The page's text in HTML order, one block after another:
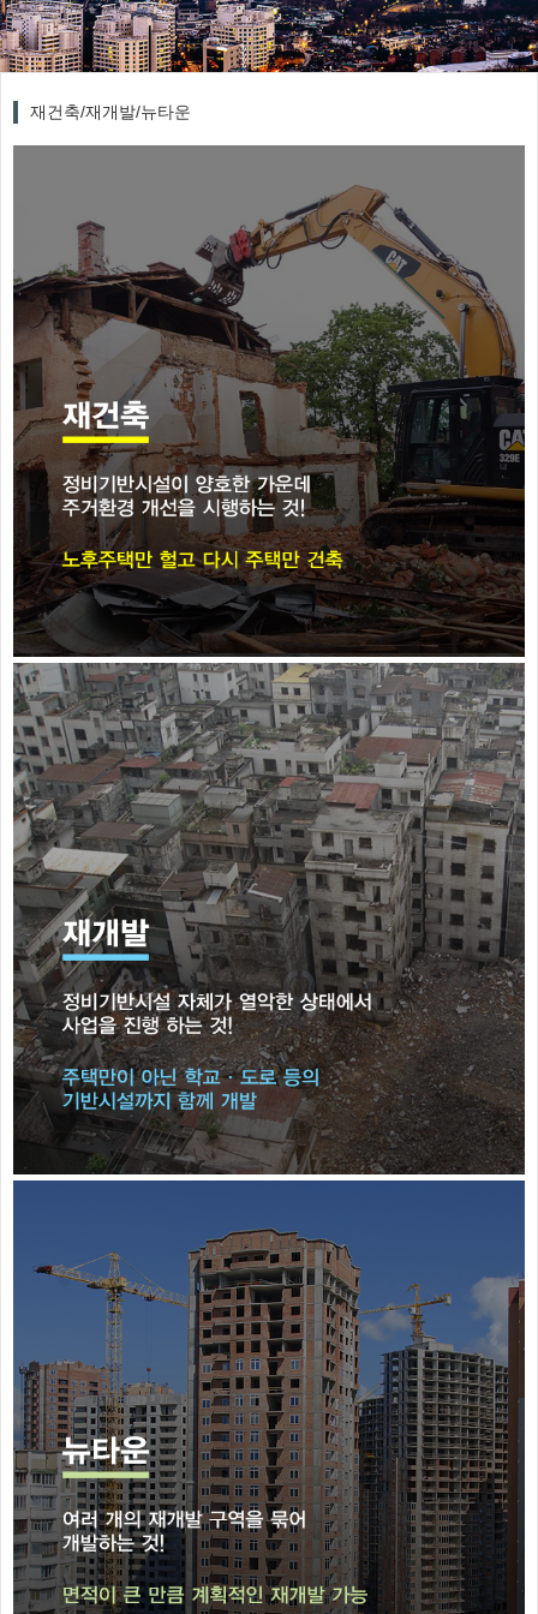
재건축/재개발/뉴타운